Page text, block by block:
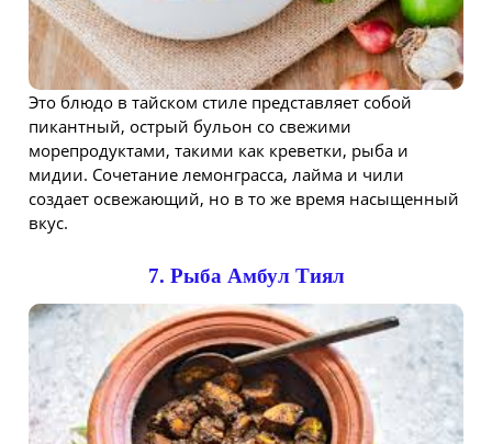
Это блюдо в тайском стиле представляет собой
пикантный, острый бульон со свежими
морепродуктами, такими как креветки, рыба и
мидии. Сочетание лемонграсса, лайма и чили
создает освежающий, но в то же время насыщенный
вкус.
7. Рыба Амбул Тиял